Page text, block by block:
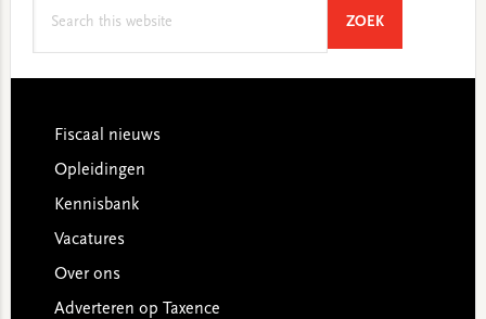
ZOEKSEARCH
Footer
Fiscaal nieuws
Opleidingen
Kennisbank
Vacatures
Over ons
Adverteren op Taxence